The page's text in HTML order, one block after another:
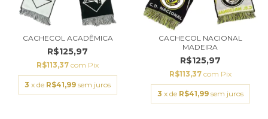
CACHECOL ACADÊMICA
R$125,97
R$113,37com Pix
3 x de R$41,99 sem juros
CACHECOL NACIONAL
MADEIRA
R$125,97
R$113,37 com Pix
3 x de R$41,99 sem juros